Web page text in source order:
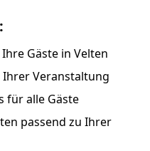
Gäste in Velten
Veranstaltung
für alle Gäste
passend zu Ihrer